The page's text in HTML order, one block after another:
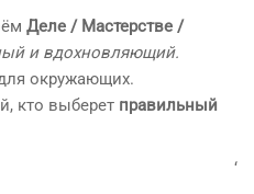
Деле / Мастерстве /
и вдохновляющий.
окружающих.
кто выберет правильный
‘